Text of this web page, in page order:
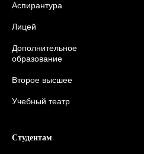
Аспирантура
Лицей
Дополнительное
образование
Второе высшее
Учебный театр
Студентам